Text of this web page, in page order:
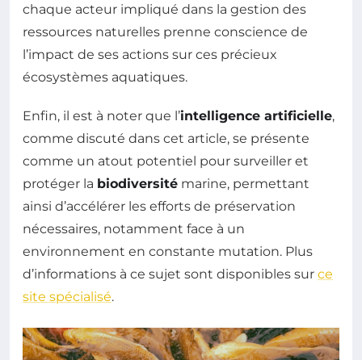
chaque acteur impliqué dans la gestion des
ressources naturelles prenne conscience de
l’impact de ses actions sur ces précieux
écosystèmes aquatiques.
Enfin, il est à noter que l’intelligence artificielle,
comme discuté dans cet article, se présente
comme un atout potentiel pour surveiller et
protéger la biodiversité marine, permettant
ainsi d’accélérer les efforts de préservation
nécessaires, notamment face à un
environnement en constante mutation. Plus
d’informations à ce sujet sont disponibles sur ce
site spécialisé.